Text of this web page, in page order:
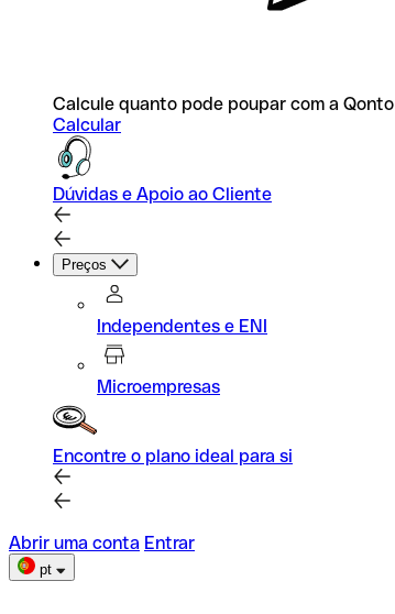
Calcule quanto pode poupar com a Qonto
Calcular
Dúvidas e Apoio ao Cliente
Preços
Independentes e ENI
Microempresas
Encontre o plano ideal para si
Abrir uma conta Entrar
pt